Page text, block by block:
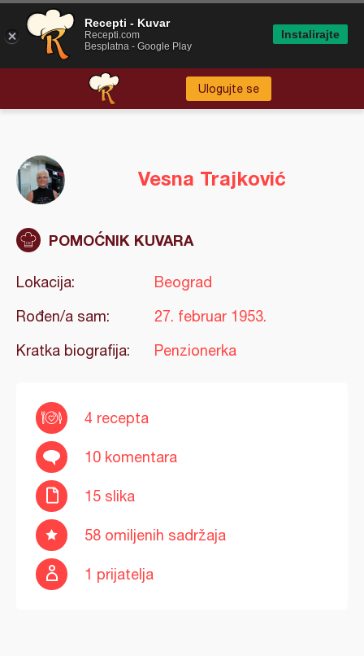
Ulogujte se
Vesna Trajković
POMOĆNIK KUVARA
Lokacija:
Beograd
Rođen/a sam:
27. februar 1953.
Kratka biografija:
Penzionerka
4 recepta
10 komentara
15 slika
58 omiljenih sadržaja
1 prijatelja
Recepti - Kuvar
Recepti.com
Besplatna - Google Play
Instalirajte